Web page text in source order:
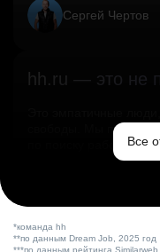
Сергей Чертов
hh.ru — это не
свободы. Мы
по поиску работы в
Все
*команда hh
**по данным Dream Job, 2025 год
***по данным рейтинга